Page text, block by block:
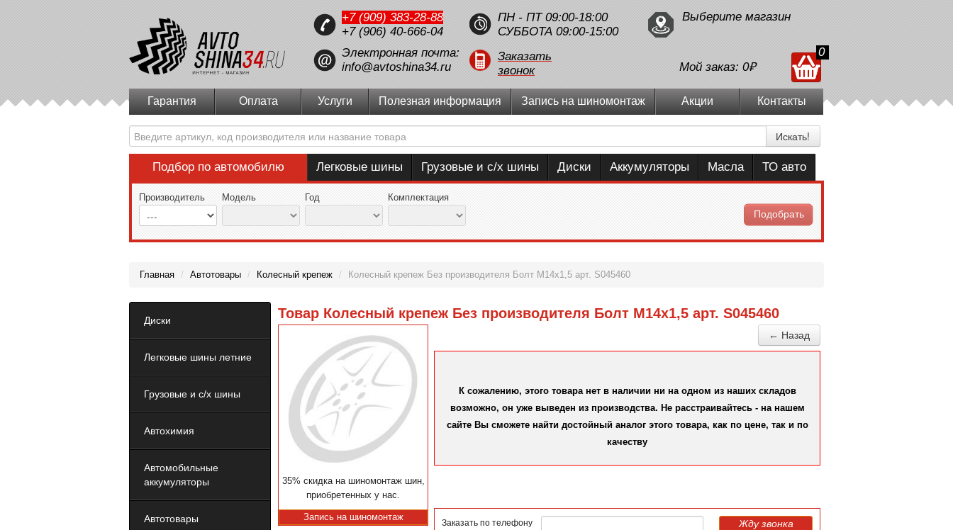
+7 (909) 383-28-88
+7 (906) 40-666-04
Электронная почта:
info@avtoshina34.ru
ПН - ПТ 09:00-18:00
СУББОТА 09:00-15:00
Заказать
звонок
Выберите магазин
Мой заказ: 0₽
0
Гарантия Оплата Услуги Полезная информация Запись на шиномонтаж Акции Контакты
Искать!
Подбор по автомобилю Легковые шины Грузовые и с/х шины Диски Аккумуляторы Масла ТО авто
Производитель Модель Год Комплектация
Подобрать
Главная / Автотовары / Колесный крепеж / Колесный крепеж Без производителя Болт M14x1,5 арт. S045460
Диски
Легковые шины летние
Грузовые и с/х шины
Автохимия
Автомобильные
аккумуляторы
Автотовары
Товар Колесный крепеж Без производителя Болт M14x1,5 арт. S045460
← Назад
35% скидка на шиномонтаж шин,
приобретенных у нас.
Запись на шиномонтаж
К сожалению, этого товара нет в наличии ни на одном из наших складов
возможно, он уже выведен из производства. Не расстраивайтесь - на нашем
сайте Вы сможете найти достойный аналог этого товара, как по цене, так и по
качеству
Заказать по телефону Жду звонка